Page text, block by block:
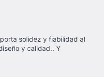
solidez y fiabilidad al
y calidad.. Y